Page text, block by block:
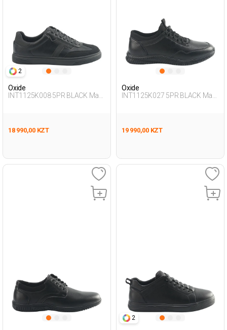
2
Oxide
INT1125K008 5PR BLACK Man
18 990,00 KZT
Oxide
INT1125K027 5PR BLACK Man
19 990,00 KZT
2